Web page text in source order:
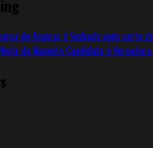
de Aquiraz é fechado após surto
do Maninho Candidata à Vereadora